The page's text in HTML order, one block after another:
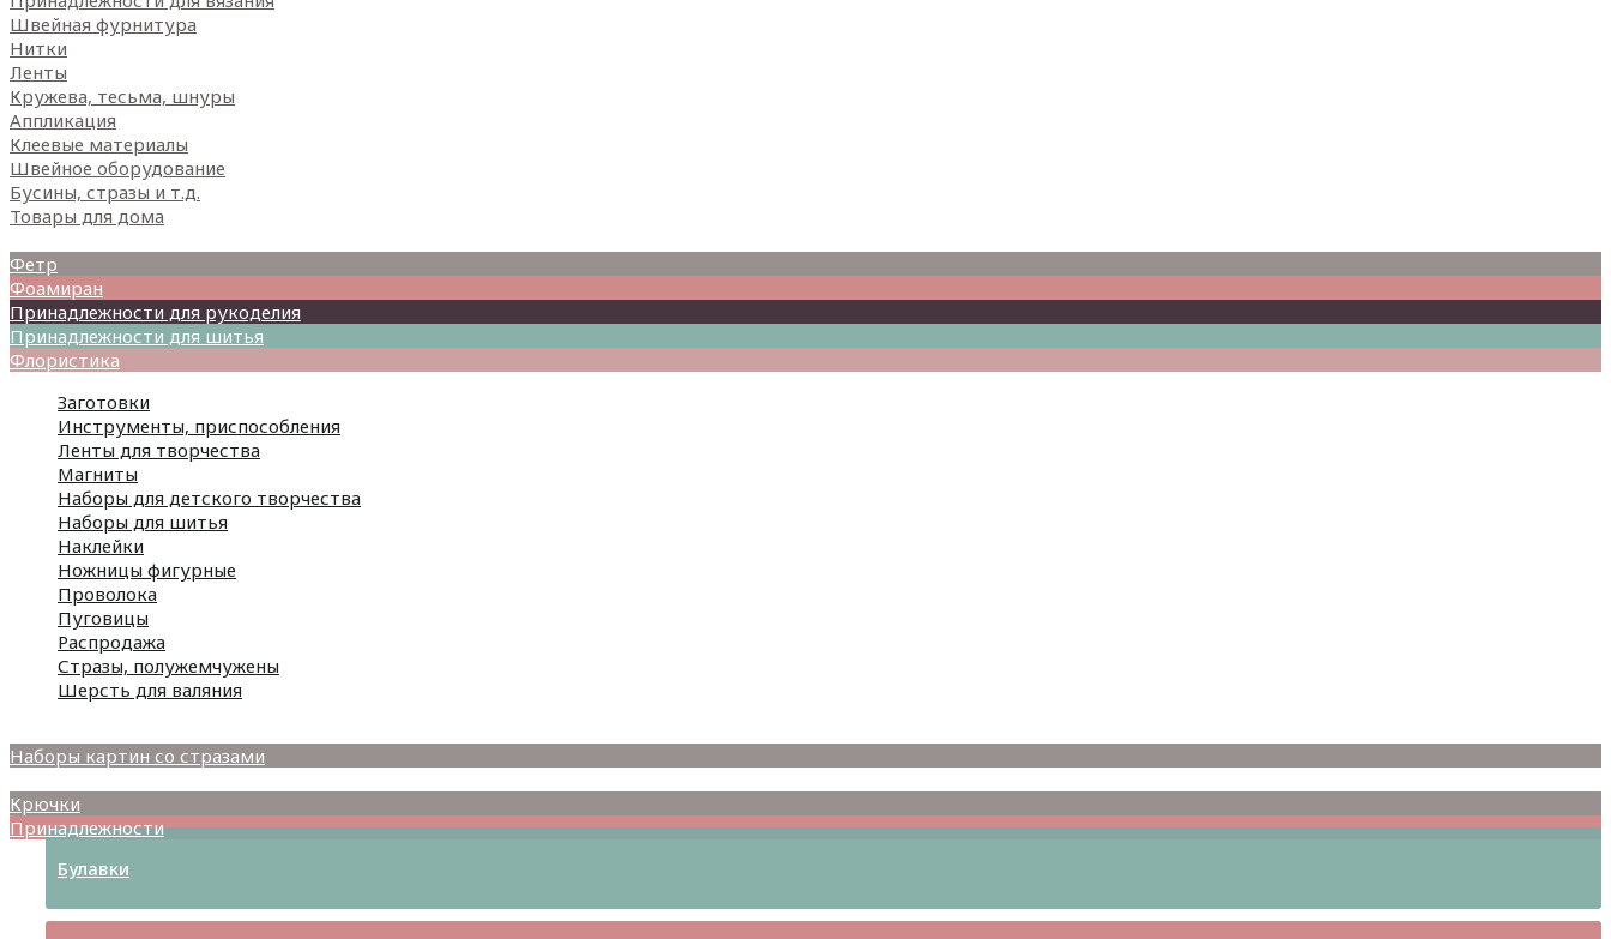
Швейная фурнитура
Нитки
Ленты
Кружева, тесьма, шнуры
Аппликация
Клеевые материалы
Швейное оборудование
Бусины, стразы и т.д.
Товары для дома
Фетр
Фоамиран
Принадлежности для рукоделия
Принадлежности для шитья
Флористика
Заготовки
Инструменты, приспособления
Ленты для творчества
Магниты
Наборы для детского творчества
Наборы для шитья
Наклейки
Ножницы фигурные
Проволока
Пуговицы
Распродажа
Стразы, полужемчужены
Шерсть для валяния
Наборы картин со стразами
Крючки
Принадлежности
Булавки